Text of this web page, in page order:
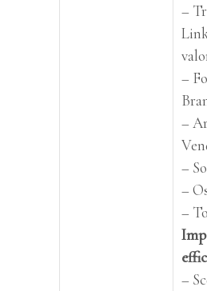
–
–
–
–
–
–
–